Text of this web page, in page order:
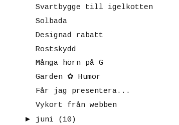
Svartbygge till igelkotten
Solbada
Designad rabatt
Rostskydd
Många hörn på G
Garden ✿ Humor
Får jag presentera...
Vykort från webben
► juni
(10)